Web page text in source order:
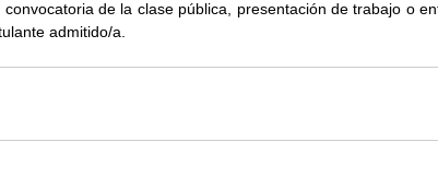
de la clase pública, presentación de trabajo o
admitido/a.